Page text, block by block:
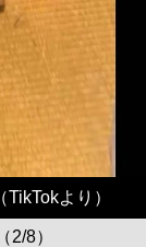
より）
2/8）